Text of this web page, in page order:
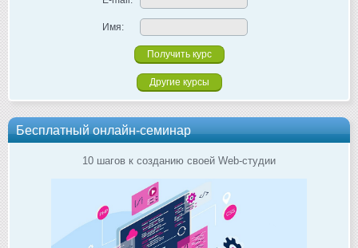
Имя:
Другие курсы
Бесплатный онлайн-семинар
10 шагов к созданию своей Web-студии